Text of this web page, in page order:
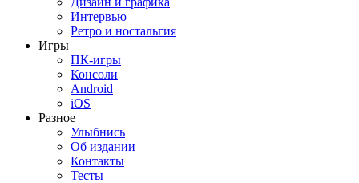
Интервью
Ретро и ностальгия
Игры
ПК-игры
Консоли
Android
iOS
Разное
Улыбнись
Об издании
Контакты
Тесты